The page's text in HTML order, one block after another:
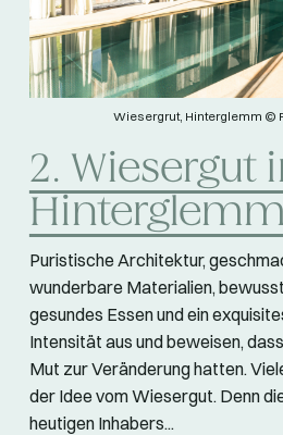
Wiesergrut, Hinterglemm ©
2. Wiesergut
Hinterglemm
Puristische Architektur,
wunderbare Materialien,
gesundes Essen und ein
Intensität aus und beweisen,
Mut zur Veränderung hatten.
der Idee vom Wiesergut. Denn
heutigen Inhabers...